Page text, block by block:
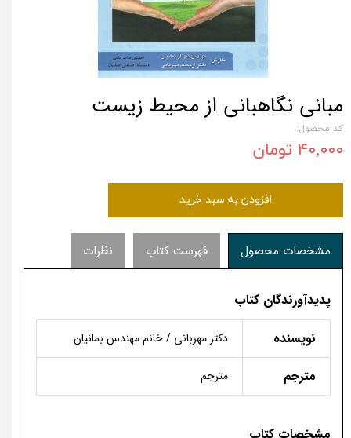
مبانی نگاهبانی از محیط زیست
کد محصول:
۴۰,۰۰۰ تومان
افزودن به سبد خرید
مشخصات محصول فهرست کتاب نظرات
پدیدآورندگان کتاب
نویسنده
دکتر مهربانی / خانم مهندس بمانیان
مترجم مترجم